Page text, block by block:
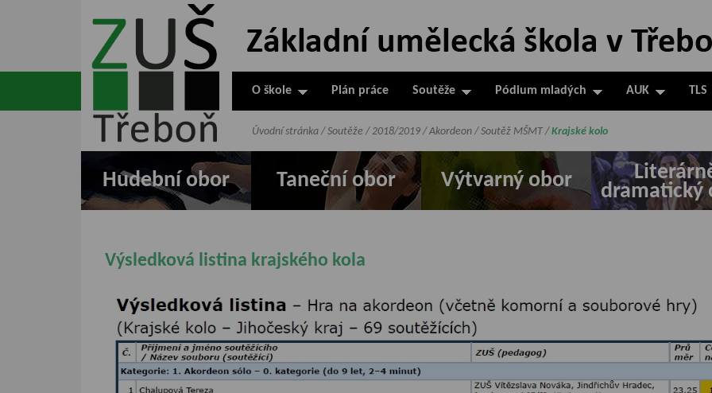
ZUŠ Třeboň -
Základní
umělecká škola
O škole Plán práce Soutěže Pódium mladých AUK TLS
Hudební obor Taneční obor Výtvarný obor
dramatický
Úvodní stránka / Soutěže / 2018/2019 / Akordeon / Soutěž MŠMT/ Krajské kolo
Výsledková listina krajského kola